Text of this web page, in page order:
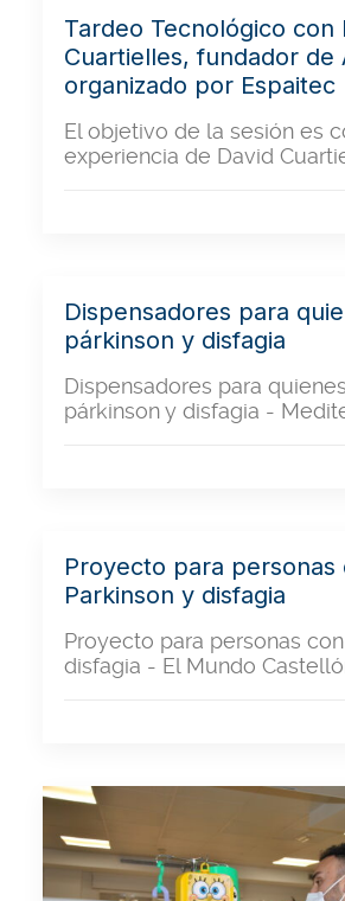
Tardeo Tecnológico con
Cuartielles, fundador de
organizado por Espaitec
El objetivo de la sesión es
experiencia de David
Dispensadores para
párkinson y disfagia
Dispensadores para
párkinson y disfagia -
Proyecto para personas
Parkinson y disfagia
Proyecto para personas
disfagia - El Mundo